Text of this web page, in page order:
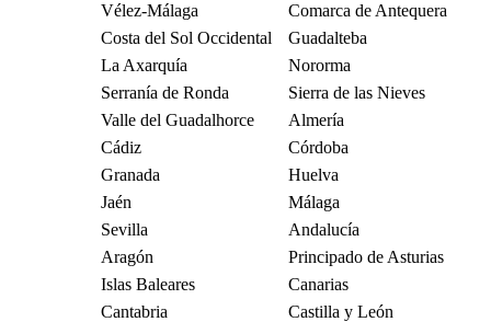
Vélez-Málaga
Comarca de Antequera
Costa del Sol Occidental
Guadalteba
La Axarquía
Nororma
Serranía de Ronda
Sierra de las Nieves
Valle del Guadalhorce
Almería
Cádiz
Córdoba
Granada
Huelva
Jaén
Málaga
Sevilla
Andalucía
Aragón
Principado de Asturias
Islas Baleares
Canarias
Cantabria
Castilla y León